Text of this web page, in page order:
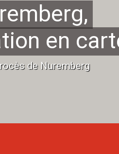
en
de Nuremberg